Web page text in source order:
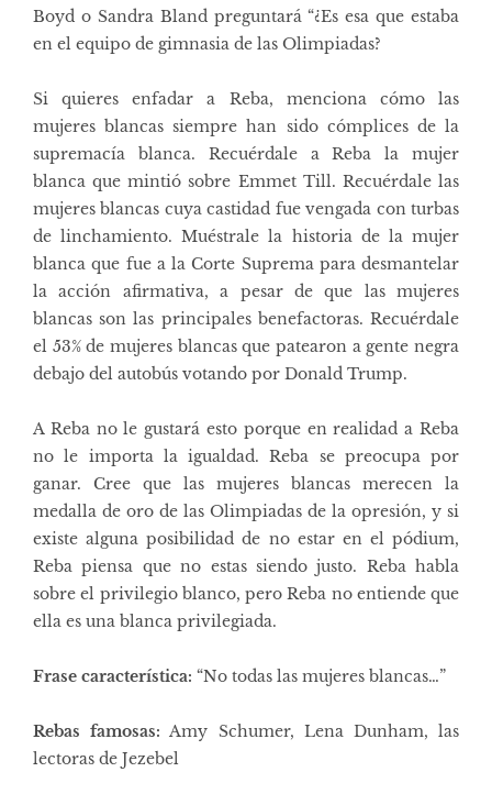
Boyd o Sandra Bland preguntará “¿Es esa que estaba
en el equipo de gimnasia de las Olimpiadas?
Si quieres enfadar a Reba, menciona cómo las
mujeres blancas siempre han sido cómplices de la
supremacía blanca. Recuérdale a Reba la mujer
blanca que mintió sobre Emmet Till. Recuérdale las
mujeres blancas cuya castidad fue vengada con turbas
de linchamiento. Muéstrale la historia de la mujer
blanca que fue a la Corte Suprema para desmantelar
la acción afirmativa, a pesar de que las mujeres
blancas son las principales benefactoras. Recuérdale
el 53% de mujeres blancas que patearon a gente negra
debajo del autobús votando por Donald Trump.
A Reba no le gustará esto porque en realidad a Reba
no le importa la igualdad. Reba se preocupa por
ganar. Cree que las mujeres blancas merecen la
medalla de oro de las Olimpiadas de la opresión, y si
existe alguna posibilidad de no estar en el pódium,
Reba piensa que no estas siendo justo. Reba habla
sobre el privilegio blanco, pero Reba no entiende que
ella es una blanca privilegiada.
Frase característica: “No todas las mujeres blancas…”
Rebas famosas: Amy Schumer, Lena Dunham, las
lectoras de Jezebel